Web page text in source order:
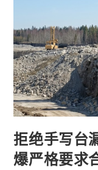
拒绝手写台
爆严格要求